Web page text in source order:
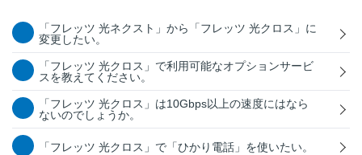
「フレッツ 光ネクスト」から「フレッツ 光クロス」に
変更したい。
「フレッツ 光クロス」で利用可能なオプションサービ
スを教えてください。
「フレッツ 光クロス」は10Gbps以上の速度にはなら
ないのでしょうか。
「フレッツ 光クロス」で「ひかり電話」を使いたい。